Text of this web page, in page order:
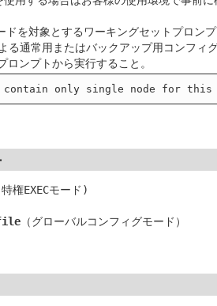
ドを対象とするワーキングセットプロン
る通常用またはバックアップ用コンフ
ンプトから実行すること。
権EXECモード)